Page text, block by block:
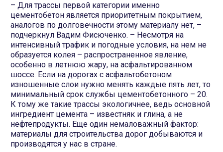
– Для трассы первой категории именно
цементобетон является приоритетным покрытием,
аналогов по долговечности этому материалу нет, –
подчеркнул Вадим Фисюченко. – Несмотря на
интенсивный трафик и погодные условия, на нем не
образуется колея – распространенное явление,
особенно в летнюю жару, на асфальтированном
шоссе. Если на дорогах с асфальтобетоном
изношенные слои нужно менять каждые пять лет, то
минимальный срок службы цементобетонного – 20.
К тому же такие трассы экологичнее, ведь основной
ингредиент цемента – известняк и глина, а не
нефтепродукты. Еще один немаловажный фактор:
материалы для строительства дорог добываются и
производятся у нас в стране.